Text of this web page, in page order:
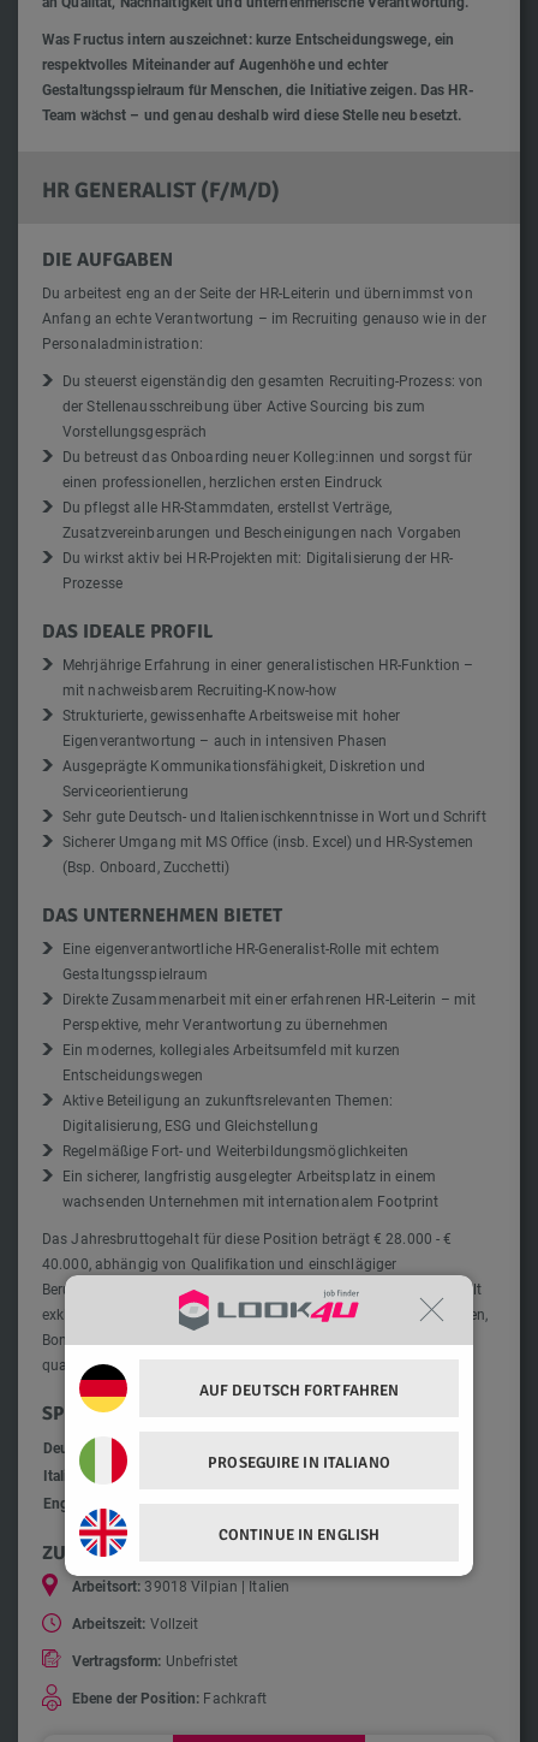
Was Fructus intern auszeichnet: kurze Entscheidungswege, ein
respektvolles Miteinander auf Augenhöhe und echter
Gestaltungsspielraum für Menschen, die Initiative zeigen. Das HR-
Team wächst – und genau deshalb wird diese Stelle neu besetzt.
HR GENERALIST (F/M/D)
DIE AUFGABEN
Du arbeitest eng an der Seite der HR-Leiterin und übernimmst von
Anfang an echte Verantwortung – im Recruiting genauso wie in der
Personaladministration:
Du steuerst eigenständig den gesamten Recruiting-Prozess: von
der Stellenausschreibung über Active Sourcing bis zum
Vorstellungsgespräch
Du betreust das Onboarding neuer Kolleg:innen und sorgst für
einen professionellen, herzlichen ersten Eindruck
Du pflegst alle HR-Stammdaten, erstellst Verträge,
Zusatzvereinbarungen und Bescheinigungen nach Vorgaben
Du wirkst aktiv bei HR-Projekten mit: Digitalisierung der HR-
Prozesse
DAS IDEALE PROFIL
Mehrjährige Erfahrung in einer generalistischen HR-Funktion –
mit nachweisbarem Recruiting-Know-how
Strukturierte, gewissenhafte Arbeitsweise mit hoher
Eigenverantwortung – auch in intensiven Phasen
Ausgeprägte Kommunikationsfähigkeit, Diskretion und
Serviceorientierung
Sehr gute Deutsch- und Italienischkenntnisse in Wort und Schrift
Sicherer Umgang mit MS Office (insb. Excel) und HR-Systemen
(Bsp. Onboard, Zucchetti)
DAS UNTERNEHMEN BIETET
Eine eigenverantwortliche HR-Generalist-Rolle mit echtem
Gestaltungsspielraum
Direkte Zusammenarbeit mit einer erfahrenen HR-Leiterin – mit
Perspektive, mehr Verantwortung zu übernehmen
Ein modernes, kollegiales Arbeitsumfeld mit kurzen
Entscheidungswegen
Aktive Beteiligung an zukunftsrelevanten Themen:
Digitalisierung, ESG und Gleichstellung
Regelmäßige Fort- und Weiterbildungsmöglichkeiten
Ein sicherer, langfristig ausgelegter Arbeitsplatz in einem
wachsenden Unternehmen mit internationalem Footprint
Das Jahresbruttogehalt für diese Position beträgt € 28.000 - €
40.000, abhängig von Qualifikation und einschlägiger
Berufserfahrung. Die Angabe bezieht sich auf das fixe Grundgehalt
exklusiver variabler Vergütungsbestandteile (z.B. Leistungsprämien,
Boni, Sachleistungen). Eine Überbezahlung ist bei bei besonders
qualifizierten Profilen ausdrücklich möglich.
SPRACHKENNTNISSE
Deutsch
C2 - Annähernd muttersprachliche Kenntnisse
Italienisch
C1 - Fachkundige Sprachkenntnisse
Englisch
ZUSÄTZLICHE INFORMATIONEN
Arbeitsort: 39018 Vilpian | Italien
Arbeitszeit: Vollzeit
Vertragsform: Unbefristet
Ebene der Position: Fachkraft
AUF DEUTSCH FORTFAHREN
PROSEGUIRE IN ITALIANO
CONTINUE IN ENGLISH